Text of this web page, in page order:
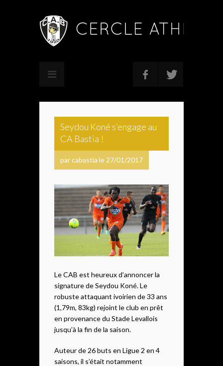
Seydou Koné s’engage au
CA Bastia !
par cabastia le 27/01/2017
Le CAB est heureux d’annoncer la
signature de Seydou Koné. Le
robuste attaquant ivoirien de 33 ans
(1,79m, 83kg) rejoint le club en prêt
en provenance du Stade Levallois
jusqu’à la fin de la saison.
Auteur de 26 buts en Ligue 2 en 4
saisons, il s’était notamment